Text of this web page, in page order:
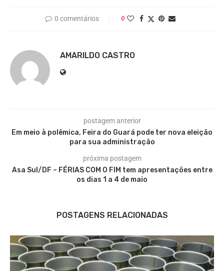
0 comentários 0
AMARILDO CASTRO
postagem anterior
Em meio à polêmica, Feira do Guará pode ter nova eleição
para sua administração
próxima postagem
Asa Sul/DF – FÉRIAS COM O FIM tem apresentações entre
os dias 1 a 4 de maio
POSTAGENS RELACIONADAS